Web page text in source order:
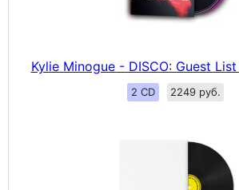
Kylie Minogue - DISCO: Guest
2 CD 2249 руб.